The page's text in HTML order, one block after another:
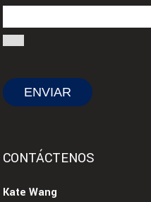
CONTÁCTENOS
Kate Wang